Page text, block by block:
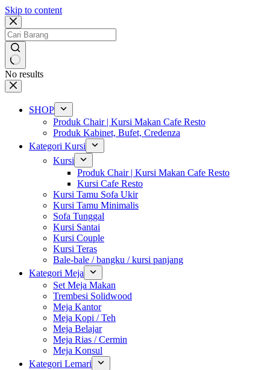
Skip to content
No results
SHOP
Produk Chair | Kursi Makan Cafe Resto
Produk Kabinet, Bufet, Credenza
Kategori Kursi
Kursi
Produk Chair | Kursi Makan Cafe Resto
Kursi Cafe Resto
Kursi Tamu Sofa Ukir
Kursi Tamu Minimalis
Sofa Tunggal
Kursi Santai
Kursi Couple
Kursi Teras
Bale-bale / bangku / kursi panjang
Kategori Meja
Set Meja Makan
Trembesi Solidwood
Meja Kantor
Meja Kopi / Teh
Meja Belajar
Meja Rias / Cermin
Meja Konsul
Kategori Lemari